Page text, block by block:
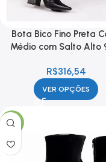
Bota Bico Fino Preta
Médio com Salto Alto
R$316,54
VER OPÇÕES
- 12%